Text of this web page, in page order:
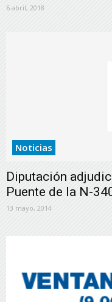
6 abril, 2018
Noticias
Diputación
Puente de la N-
13 mayo, 2014